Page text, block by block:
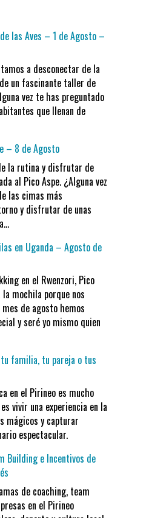
las Aves – 1 de Agosto –
a desconectar de la
un fascinante taller de
vez te has preguntado
que llenan de
– 8 de Agosto
la rutina y disfrutar de
al Pico Aspe. ¿Alguna vez
las cimas más
y disfrutar de unas
en Uganda – Agosto de
en el Rwenzori, Pico
mochila porque nos
de agosto hemos
y seré yo mismo quien
familia, tu pareja o tus
en el Pirineo es mucho
vivir una experiencia en la
mágicos y capturar
espectacular.
Building e Incentivos de
de coaching, team
en el Pirineo